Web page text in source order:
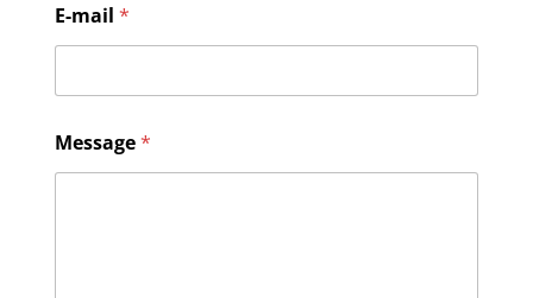
-
m
i
M
e
s
E-mail *
Message*